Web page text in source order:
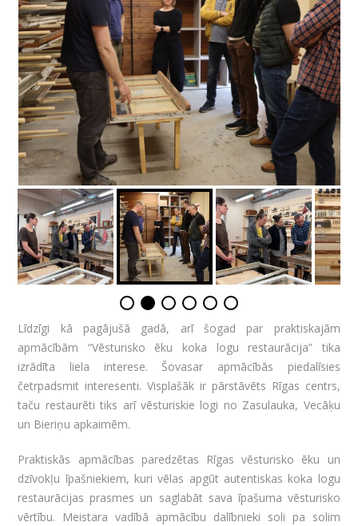
Līdzīgi kā pagājušā gadā, arī šogad par praktiskajām
apmācībām “Vēsturisko ēku koka logu restaurācija” tika
izrādīta liela interese. Šovasar apmācībās piedalīsies
četrpadsmit interesenti. Visplašāk ir pārstāvēts Rīgas centrs,
taču restaurēti tiks arī vēsturiskie logi no Zasulauka, Vecāķu
un Bieriņu apkaimēm.
Praktiskās apmācības paredzētas Rīgas vēsturisko ēku un
dzīvokļu īpašniekiem, kuri vēlas apgūt autentiskas koka logu
restaurācijas prasmes un saglabāt sava īpašuma vēsturisko
vērtību. Meistara vadībā apmācību dalībnieki soli pa solim